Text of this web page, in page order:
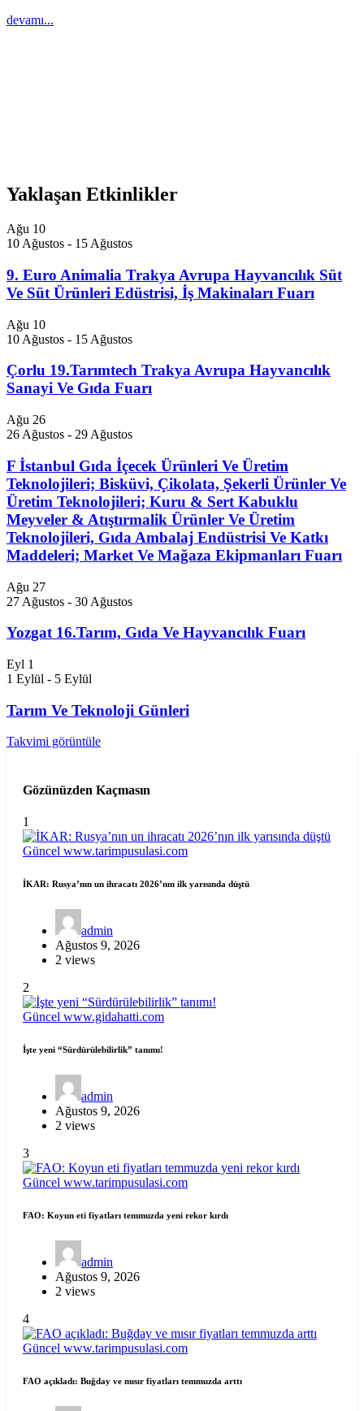
devamı...
Yaklaşan Etkinlikler
Ağu 10
10 Ağustos - 15 Ağustos
9. Euro Animalia Trakya Avrupa Hayvancılık Süt
Ve Süt Ürünleri Edüstrisi, İş Makinaları Fuarı
Ağu 10
10 Ağustos - 15 Ağustos
Çorlu 19.Tarımtech Trakya Avrupa Hayvancılık
Sanayi Ve Gıda Fuarı
Ağu 26
26 Ağustos - 29 Ağustos
F İstanbul Gıda İçecek Ürünleri Ve Üretim
Teknolojileri; Bisküvi, Çikolata, Şekerli Ürünler Ve
Üretim Teknolojileri; Kuru & Sert Kabuklu
Meyveler & Atıştırmalik Ürünler Ve Üretim
Teknolojileri, Gıda Ambalaj Endüstrisi Ve Katkı
Maddeleri; Market Ve Mağaza Ekipmanları Fuarı
Ağu 27
27 Ağustos - 30 Ağustos
Yozgat 16.Tarım, Gıda Ve Hayvancılık Fuarı
Eyl 1
1 Eylül - 5 Eylül
Tarım Ve Teknoloji Günleri
Takvimi görüntüle
Gözünüzden Kaçmasın
1
Güncel www.tarimpusulasi.com
İKAR: Rusya’nın un ihracatı 2026’nın ilk yarısında düştü
admin
Ağustos 9, 2026
2 views
2
Güncel www.gidahatti.com
İşte yeni “Sürdürülebilirlik” tanımı!
admin
Ağustos 9, 2026
2 views
3
Güncel www.tarimpusulasi.com
FAO: Koyun eti fiyatları temmuzda yeni rekor kırdı
admin
Ağustos 9, 2026
2 views
4
Güncel www.tarimpusulasi.com
FAO açıkladı: Buğday ve mısır fiyatları temmuzda arttı